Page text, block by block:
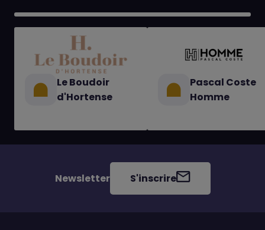
Le Boudoir
d'Hortense
Pascal Coste
Homme
Newsletter S'inscrire